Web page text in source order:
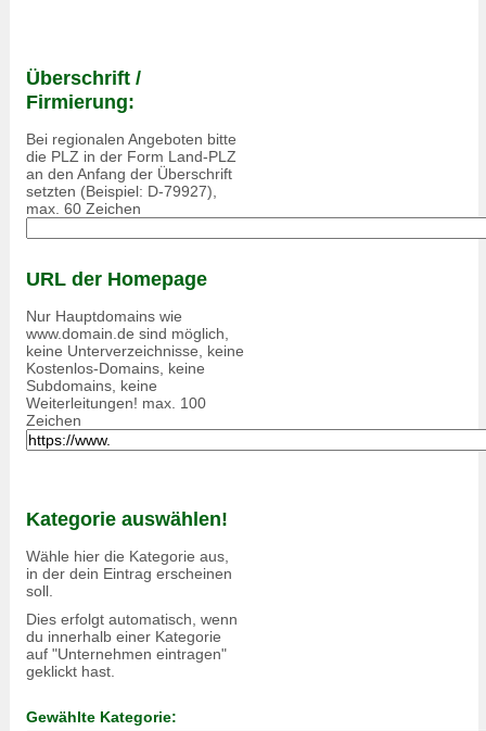
Überschrift /
Firmierung:
Bei regionalen Angeboten bitte
die PLZ in der Form Land-PLZ
an den Anfang der Überschrift
setzten (Beispiel: D-79927),
max. 60 Zeichen
URL der Homepage
Nur Hauptdomains wie
www.domain.de sind möglich,
keine Unterverzeichnisse, keine
Kostenlos-Domains, keine
Subdomains, keine
Weiterleitungen! max. 100
Zeichen
Kategorie auswählen!
Wähle hier die Kategorie aus,
in der dein Eintrag erscheinen
soll.
Dies erfolgt automatisch, wenn
du innerhalb einer Kategorie
auf "Unternehmen eintragen"
geklickt hast.
Gewählte Kategorie: